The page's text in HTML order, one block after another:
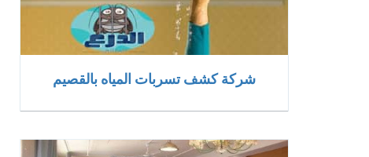
شركة كشف تسربات المياه بالقصيم